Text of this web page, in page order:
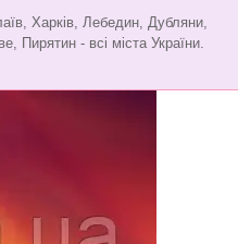
Харків, Лебедин, Дубляни,
Пирятин - всі міста України.